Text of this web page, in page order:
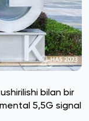
bilan bir
5,5G signal